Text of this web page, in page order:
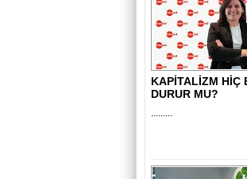
KAPİTALİZM HİÇ
DURUR MU?
.........